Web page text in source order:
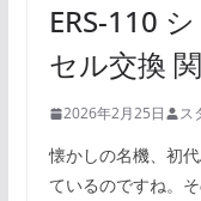
ERS-110
セル交換
2026年2月25日 ス
懐かしの名機、初
ているのですね。